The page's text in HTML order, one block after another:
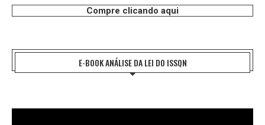
Compre clicando aqui
E-BOOK ANÁLISE DA LEI DO ISSQN